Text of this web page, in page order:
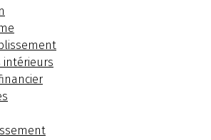
intérieurs